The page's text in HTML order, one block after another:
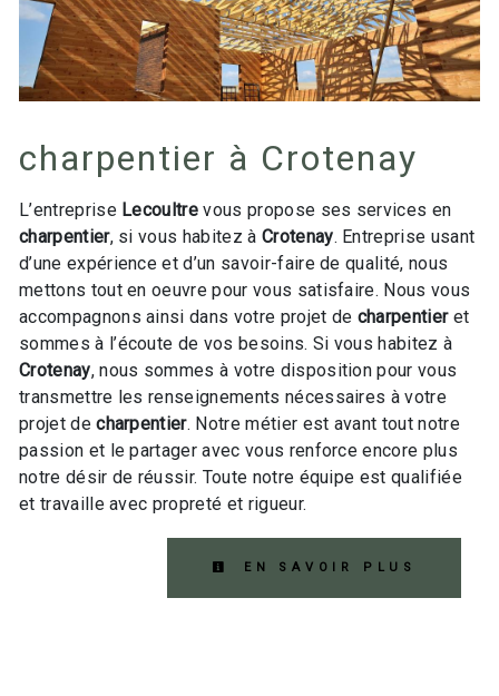
charpentier à Crotenay
L’entreprise Lecoultre vous propose ses services en
charpentier, si vous habitez à Crotenay. Entreprise usant
d’une expérience et d’un savoir-faire de qualité, nous
mettons tout en oeuvre pour vous satisfaire. Nous vous
accompagnons ainsi dans votre projet de charpentieret
sommes à l’écoute de vos besoins. Si vous habitez à
Crotenay, nous sommes à votre disposition pour vous
transmettre les renseignements nécessaires à votre
projet decharpentier. Notre métier est avant tout notre
passion et le partager avec vous renforce encore plus
notre désir de réussir. Toute notre équipe est qualifiée
et travaille avec propreté et rigueur.
EN SAVOIR PLUS